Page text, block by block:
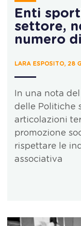
Enti
settore,
numero
LARA ESPOSITO, 28
In una nota
delle Politiche
articolazioni
promozione
rispettare le
associativa